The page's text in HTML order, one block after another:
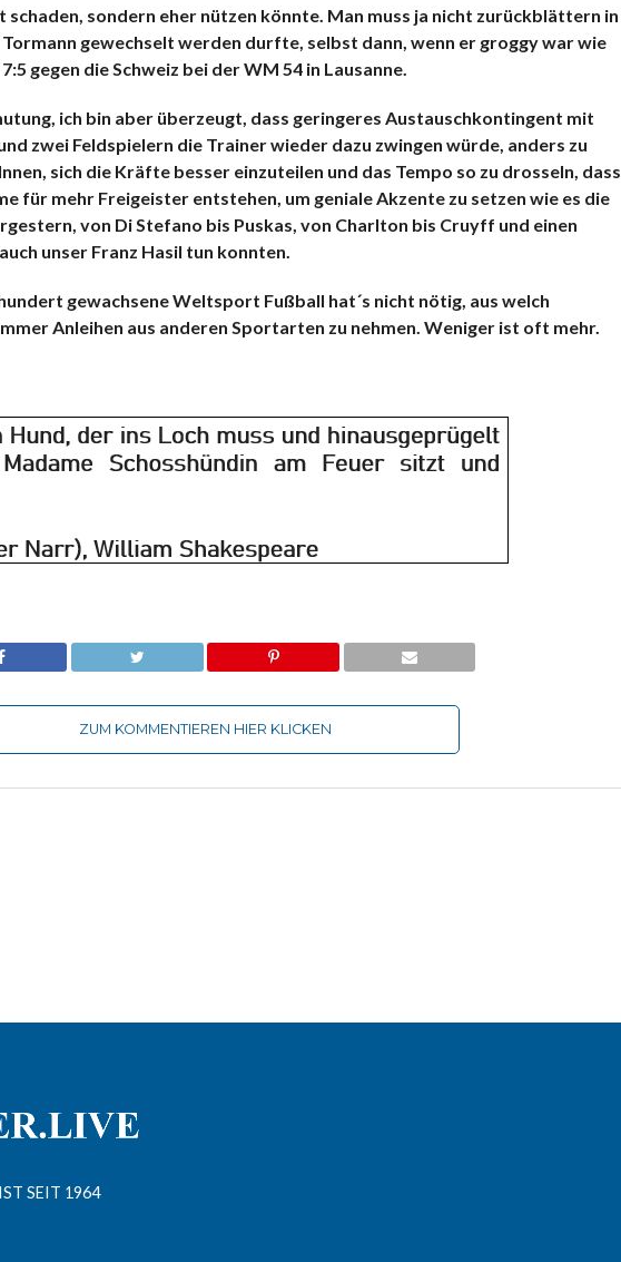
sondern eher nützen könnte. Man muss ja nicht zurückblättern in
gewechselt werden durfte, selbst dann, wenn er groggy war wie
gegen die Schweiz bei der WM 54 in Lausanne.
ich bin aber überzeugt, dass geringeres Austauschkontingent mit
zwei Feldspielern die Trainer wieder dazu zwingen würde, anders zu
sich die Kräfte besser einzuteilen und das Tempo so zu drosseln, dass
für mehr Freigeister entstehen, um geniale Akzente zu setzen wie es die
von Di Stefano bis Puskas, von Charlton bis Cruyff und einen
unser Franz Hasil tun konnten.
gewachsene Weltsport Fußball hat´s nicht nötig, aus welch
Anleihen aus anderen Sportarten zu nehmen. Weniger ist oft mehr.
ZUM KOMMENTIEREN HIER KLICKEN
SEIT 1964